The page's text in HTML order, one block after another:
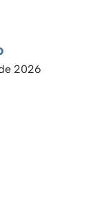
2026